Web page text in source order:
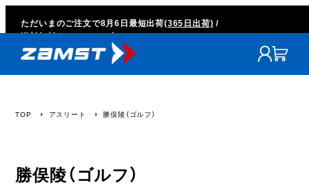
ただいまのご注文で8月6日 最短出荷(365日出荷) /
TOP アスリート 勝俣陵（ゴルフ）
勝俣陵（ゴルフ）